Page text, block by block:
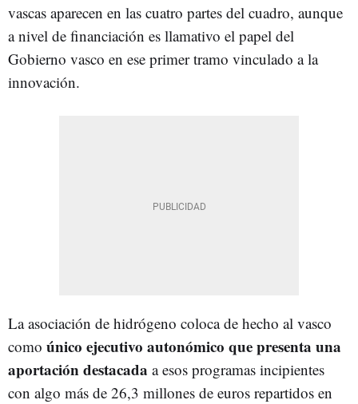
vascas aparecen en las cuatro partes del cuadro, aunque
a nivel de financiación es llamativo el papel del
Gobierno vasco en ese primer tramo vinculado a la
innovación.
La asociación de hidrógeno coloca de hecho al vasco
como único ejecutivo autonómico que presenta una
aportación destacada a esos programas incipientes
con algo más de 26,3 millones de euros repartidos en